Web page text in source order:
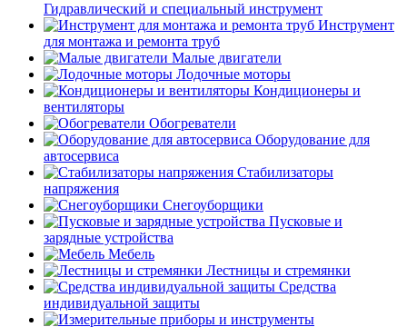
Гидравлический и специальный инструмент
Инструмент
для монтажа и ремонта труб
Малые двигатели
Лодочные моторы
Кондиционеры и
вентиляторы
Обогреватели
Оборудование для
автосервиса
Стабилизаторы
напряжения
Снегоуборщики
Пусковые и
зарядные устройства
Мебель
Лестницы и стремянки
Средства
индивидуальной защиты